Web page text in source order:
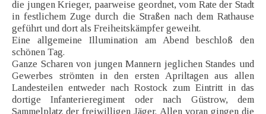
die jungen Krieger, paarweise geordnet, vom Rate der Stadt
in festlichem Zuge durch die Straßen nach dem Rathause
geführt und dort als Freiheitskämpfer geweiht.
Eine allgemeine Illumination am Abend beschloß den
schönen Tag.
Ganze Scharen von jungen Mannern jeglichen Standes und
Gewerbes strömten in den ersten Apriltagen aus allen
Landesteilen entweder nach Rostock zum Eintritt in das
dortige Infanterieregiment oder nach Güstrow, dem
Sammelplatz der freiwilligen Jäger. Allen voran gingen die